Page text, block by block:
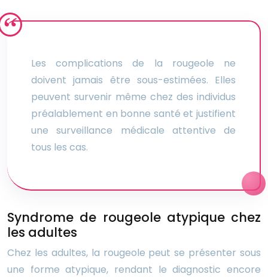
Les complications de la rougeole ne
doivent jamais être sous-estimées. Elles
peuvent survenir même chez des individus
préalablement en bonne santé et justifient
une surveillance médicale attentive de
tous les cas.
Syndrome de rougeole atypique chez
les adultes
Chez les adultes, la rougeole peut se présenter sous
une forme atypique, rendant le diagnostic encore